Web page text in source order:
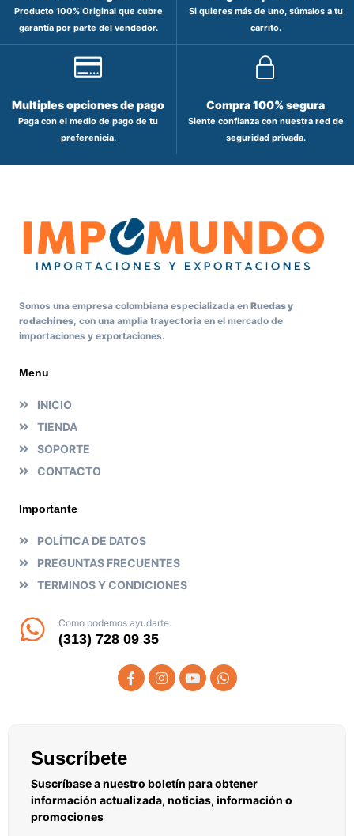
Producto 100% Original que cubre
garantía por parte del vendedor.
Si quieres más de uno, súmalos a tu
carrito.
Multiples opciones de pago
Paga con el medio de pago de tu
preferenicia.
Compra 100% segura
Siente confianza con nuestra red de
seguridad privada.
Somos una empresa colombiana especializada en Ruedas y
rodachines, con una amplia trayectoria en el mercado de
importaciones y exportaciones.
Menu
INICIO
TIENDA
SOPORTE
CONTACTO
Importante
POLÍTICA DE DATOS
PREGUNTAS FRECUENTES
TERMINOS Y CONDICIONES
Como podemos ayudarte.
(313) 728 09 35
Suscríbete
Suscríbase a nuestro boletín para obtener
información actualizada, noticias, información o
promociones